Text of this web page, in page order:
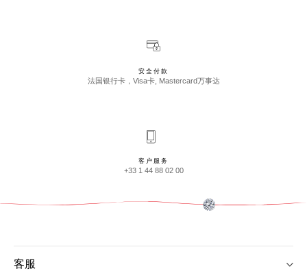
安全付款
法国银行卡，Visa卡, Mastercard万事达
客户服务
+33 1 44 88 02 00
客服